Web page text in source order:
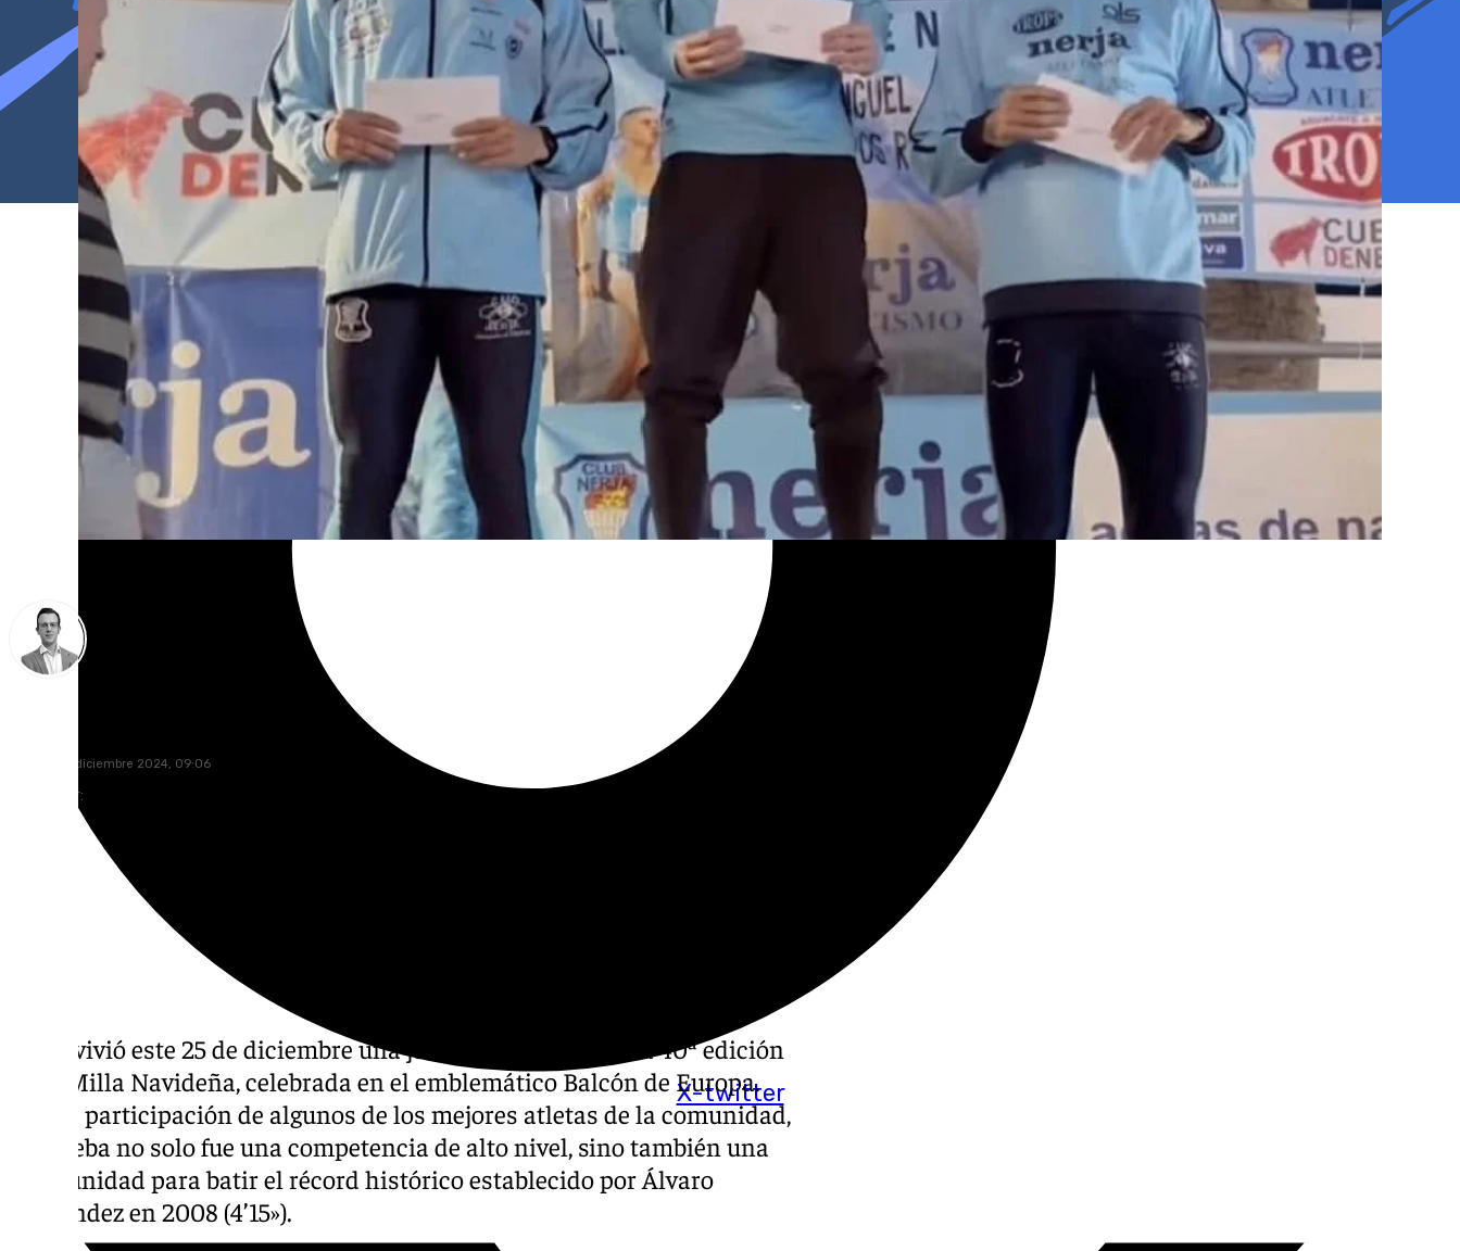
X-twitter
viernes, 27 diciembre 2024, 09:06
Compartir:
Nerja vivió este 25 de diciembre una jornada histórica en la 40ª edición
de la Milla Navideña, celebrada en el emblemático Balcón de Europa.
Con la participación de algunos de los mejores atletas de la comunidad,
la prueba no solo fue una competencia de alto nivel, sino también una
oportunidad para batir el récord histórico establecido por Álvaro
Fernández en 2008 (4’15»).